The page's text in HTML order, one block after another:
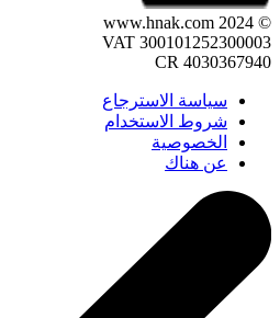
© 2024 www.hnak.com
VAT 300101252300003
CR 4030367940
سياسة الاسترجاع
شروط الاستخدام
الخصوصية
عن هناك